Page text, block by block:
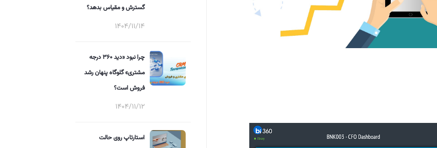
گسترش و مقیاس بدهد؟
1404/11/14
چرا نبود «دید ۳۶۰ درجه
مشتری» گلوگاه پنهان رشد
فروش است؟
1404/11/12
استارتاپ روی حالت